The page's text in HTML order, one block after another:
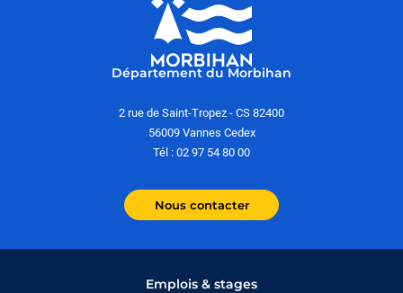
Département du Morbihan
2 rue de Saint-Tropez - CS 82400
56009 Vannes Cedex
Tél : 02 97 54 80 00
Nous contacter
Emplois & stages